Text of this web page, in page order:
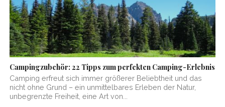
Campingzubehör: 22 Tipps zum perfekten Camping-Erlebnis
Camping erfreut sich immer größerer Beliebtheit und das
nicht ohne Grund – ein unmittelbares Erleben der Natur,
unbegrenzte Freiheit, eine Art von...